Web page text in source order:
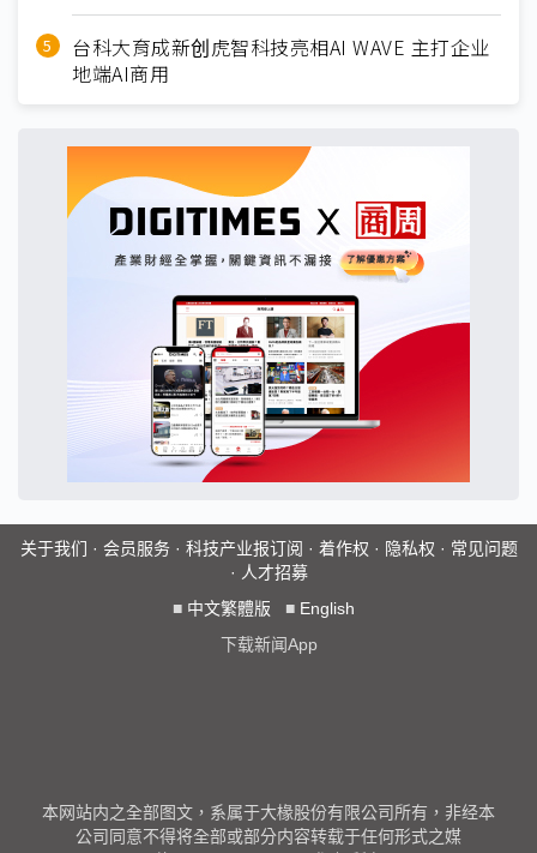
台科大育成新创虎智科技亮相AI WAVE 主打企业
地端AI商用
关于我们 · 会员服务· 科技产业报订阅 · 着作权 · 隐私权 · 常见问题
· 人才招募
■ 中文繁體版 ■ English
下载新闻App
本网站内之全部图文，系属于大椽股份有限公司所有，非经本
公司同意不得将全部或部分内容转载于任何形式之媒